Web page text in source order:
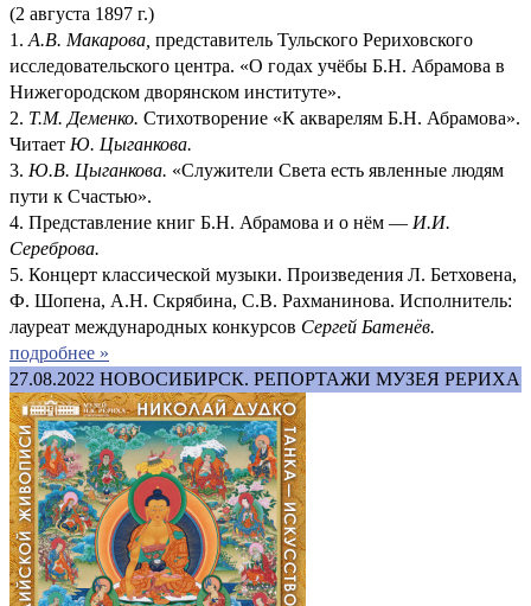
(2 августа 1897 г.)
1. А.В. Макарова, представитель Тульского Рериховского
исследовательского центра. «О годах учёбы Б.Н. Абрамова в
Нижегородском дворянском институте».
2. Т.М. Деменко. Стихотворение «К акварелям Б.Н. Абрамова».
Читает Ю. Цыганкова.
3. Ю.В. Цыганкова. «Служители Света есть явленные людям
пути к Счастью».
4. Представление книг Б.Н. Абрамова и о нём — И.И.
Сереброва.
5. Концерт классической музыки. Произведения Л. Бетховена,
Ф. Шопена, А.Н. Скрябина, С.В. Рахманинова. Исполнитель:
лауреат международных конкурсов Сергей Батенёв.
подробнее »
27.08.2022 НОВОСИБИРСК. РЕПОРТАЖИ МУЗЕЯ РЕРИХА